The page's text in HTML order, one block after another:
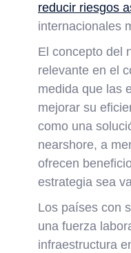
reducir riesgos
internacionales
El concepto del
relevante en el
medida que las
mejorar su
como una
nearshore, a
ofrecen
estrategia sea
Los países con
una fuerza
infraestructura